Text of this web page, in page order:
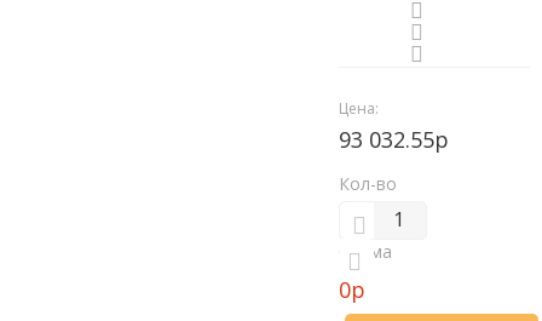
Цена:
93 032.55р
Кол-во
Сумма
0р